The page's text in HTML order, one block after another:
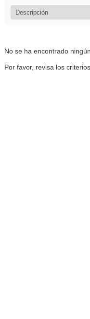
No se ha encontrado
Por favor, revisa los